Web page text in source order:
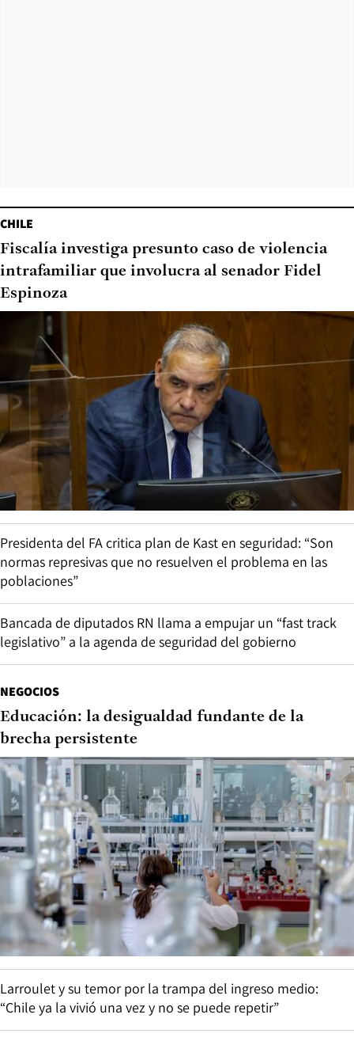
CHILE
Fiscalía investiga presunto caso de violencia
intrafamiliar que involucra al senador Fidel
Espinoza
Presidenta del FA critica plan de Kast en seguridad: “Son
normas represivas que no resuelven el problema en las
poblaciones”
Bancada de diputados RN llama a empujar un “fast track
legislativo” a la agenda de seguridad del gobierno
NEGOCIOS
Educación: la desigualdad fundante de la
brecha persistente
Larroulet y su temor por la trampa del ingreso medio:
“Chile ya la vivió una vez y no se puede repetir”